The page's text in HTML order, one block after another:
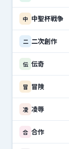
中 中聖杯戦争
二 二次創作
伝 伝奇
冒 冒険
凌 凌辱
合 合作